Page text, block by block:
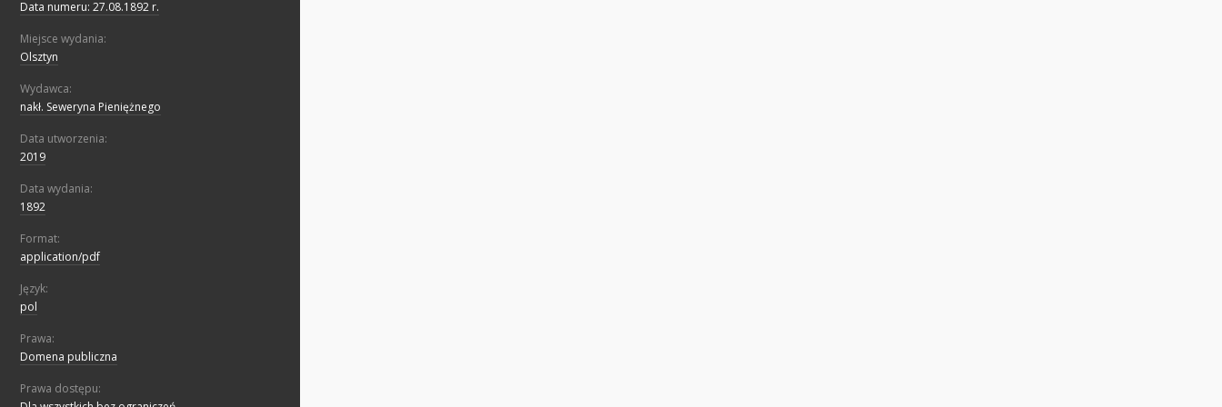
Data numeru: 27.08.1892 r.
Miejsce wydania:
Olsztyn
Wydawca:
nakł. Seweryna Pieniężnego
Data utworzenia:
2019
Data wydania:
1892
Format:
application/pdf
Język:
pol
Prawa:
Domena publiczna
Prawa dostępu: